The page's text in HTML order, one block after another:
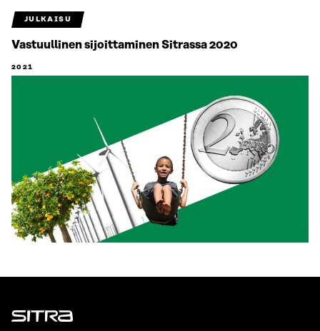
JULKAISU
Vastuullinen sijoittaminen Sitrassa 2020
2021
Sitra